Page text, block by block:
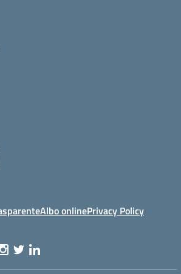
Albo onlinePrivacy Policy